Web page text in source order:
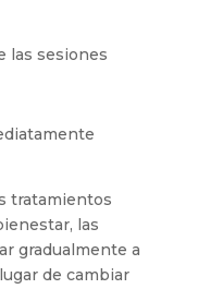
las sesiones
tratamientos
las
gradualmente a
de cambiar